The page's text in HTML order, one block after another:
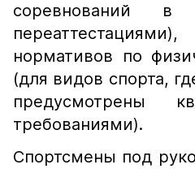
соревнований
нормативов по
(для видов спорта,
предусмотрены
требованиями).
Спортсмены под